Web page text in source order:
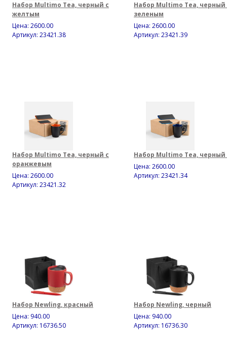
Набор Multimo Tea, черный с
желтым
Цена: 2600.00
Артикул: 23421.38
Набор Multimo Tea, черный
зеленым
Цена: 2600.00
Артикул: 23421.39
Набор Multimo Tea, черный с
оранжевым
Цена: 2600.00
Артикул: 23421.32
Набор Multimo Tea,
Цена: 2600.00
Артикул: 23421.34
Набор Newling, красный
Цена: 940.00
Артикул: 16736.50
Набор Newling, черный
Цена: 940.00
Артикул: 16736.30